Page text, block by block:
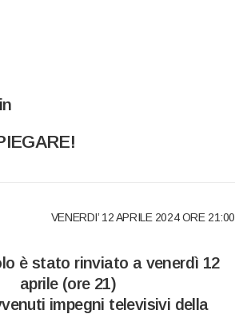
VENERDI’ 12 APRILE 2024 ORE 21:00
è stato rinviato a venerdì 12
aprile (ore 21)
impegni televisivi della